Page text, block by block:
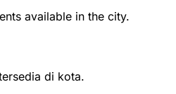
available in the city.
di kota.